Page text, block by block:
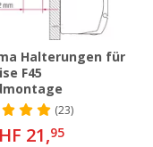
Halterungen für
F45
(23)
21,95